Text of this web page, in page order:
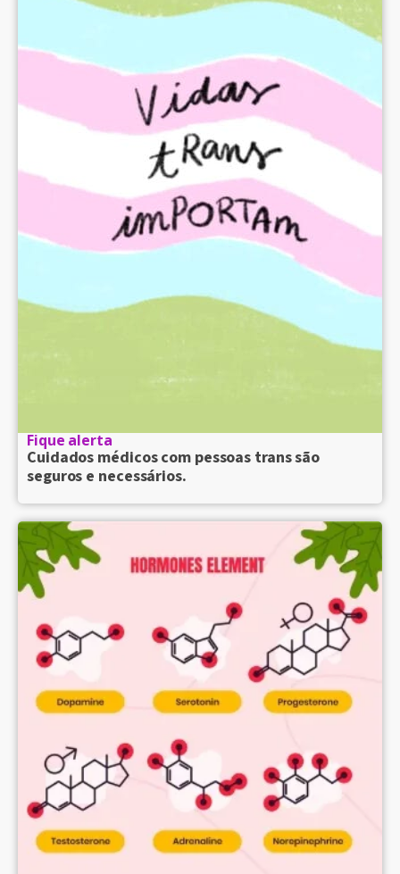
Fique alerta
Cuidados médicos com pessoas trans são
seguros e necessários.